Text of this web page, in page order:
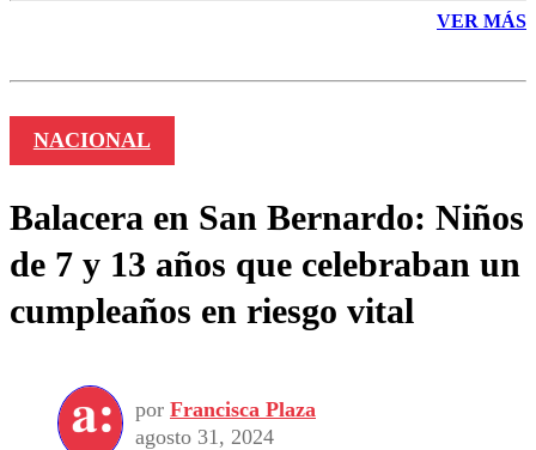
VER MÁS
NACIONAL
Balacera en San Bernardo: Niños
de 7 y 13 años que celebraban un
cumpleaños en riesgo vital
por Francisca Plaza
agosto 31, 2024